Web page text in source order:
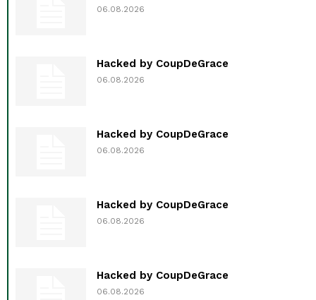
06.08.2026
Hacked by CoupDeGrace
06.08.2026
Hacked by CoupDeGrace
06.08.2026
Hacked by CoupDeGrace
06.08.2026
Hacked by CoupDeGrace
06.08.2026